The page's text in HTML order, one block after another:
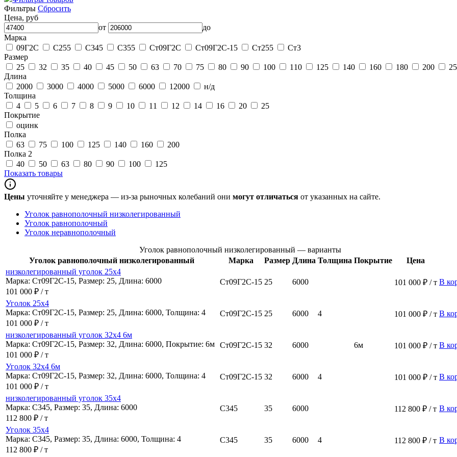
Фильтры Сбросить
Цена, руб
от
до
Марка
09Г2С
С255 С345 С355 Ст09Г2С Ст09Г2С-15 Ст255
Ст3
Размер
25
32 35 40 45 50 63 70 75 80 90 100 110 125 140 160 180 200
Длина
2000
3000 4000 5000 6000 12000
н/д
Толщина
4
5 6 7 8 9 10 11 12 14 16 20
25
Покрытие
оцинк
Полка
63
75 100 125 140 160
200
Полка 2
40
50 63 80 90 100
125
Показать товары
Цены уточняйте у менеджера — из-за рыночных колебаний они могут отличаться от указанных на сайте.
Уголок равнополочный низколегированный
Уголок равнополочный
Уголок неравнополочный
Уголок равнополочный низколегированный — варианты
Уголок равнополочный низколегированный
Марка Размер Длина Толщина Покрытие
Цена
низколегированный уголок 25х4
Марка: Ст09Г2С-15, Размер: 25, Длина: 6000
101 000 ₽ / т
Ст09Г2С-15 25 6000 101 000 ₽ / т В
Уголок 25х4
Марка: Ст09Г2С-15, Размер: 25, Длина: 6000, Толщина: 4
101 000 ₽ / т
Ст09Г2С-15 25 6000 4 101 000 ₽ / т В
низколегированный уголок 32х4 6м
Марка: Ст09Г2С-15, Размер: 32, Длина: 6000, Покрытие: 6м
101 000 ₽ / т
Ст09Г2С-15 32 6000 6м 101 000 ₽ / т В
Уголок 32х4 6м
Марка: Ст09Г2С-15, Размер: 32, Длина: 6000, Толщина: 4
101 000 ₽ / т
Ст09Г2С-15 32 6000 4 101 000 ₽ / т В
низколегированный уголок 35х4
Марка: С345, Размер: 35, Длина: 6000
112 800 ₽ / т
С345 35 6000 112 800 ₽ / т В
Уголок 35х4
Марка: С345, Размер: 35, Длина: 6000, Толщина: 4
112 800 ₽ / т
С345 35 6000 4 112 800 ₽ / т В